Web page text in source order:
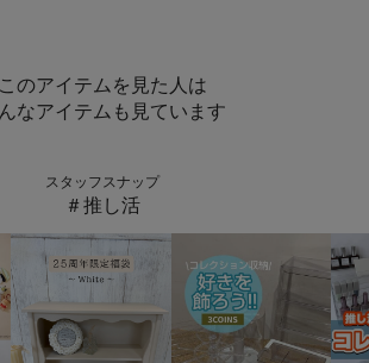
このアイテムを見た人は
なアイテムも見ています
スタッフスナップ
＃推し活